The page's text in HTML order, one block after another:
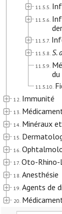
11.5.5.
11.5.6.
11.5.7.
11.5.8. S.
11.5.9.
11.5.10.
12. Immunité
13.
14. Minéraux
15.
16.
17. Oto-Rhino-
18. Anesthésie
19. Agents de
20.